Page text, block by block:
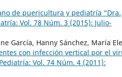
de puericultura y pediatría “Dra.
Vol. 78 Núm. 3 (2015): Julio-
García, Hanny Sánchez, María
con infección vertical por el
Vol. 74 Núm. 4 (2011):